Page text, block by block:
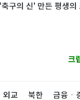
든 평생의 조력자
크
외교 북한 금융ㆍ